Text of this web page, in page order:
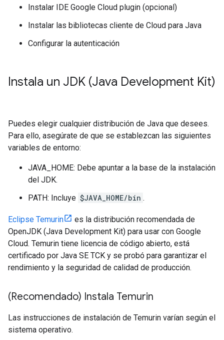
Instalar IDE Google Cloud plugin (opcional)
Instalar las bibliotecas cliente de Cloud para Java
Configurar la autenticación
Instala un JDK (Java Development Kit)
Puedes elegir cualquier distribución de Java que desees.
Para ello, asegúrate de que se establezcan las siguientes
variables de entorno:
JAVA_HOME: Debe apuntar a la base de la instalación
del JDK.
PATH: Incluye $JAVA_HOME/bin .
Eclipse Temurin
es la distribución recomendada de
OpenJDK (Java Development Kit) para usar con Google
Cloud. Temurin tiene licencia de código abierto, está
certificado por Java SE TCK y se probó para garantizar el
rendimiento y la seguridad de calidad de producción.
(Recomendado) Instala Temurin
Las instrucciones de instalación de Temurin varían según el
sistema operativo.